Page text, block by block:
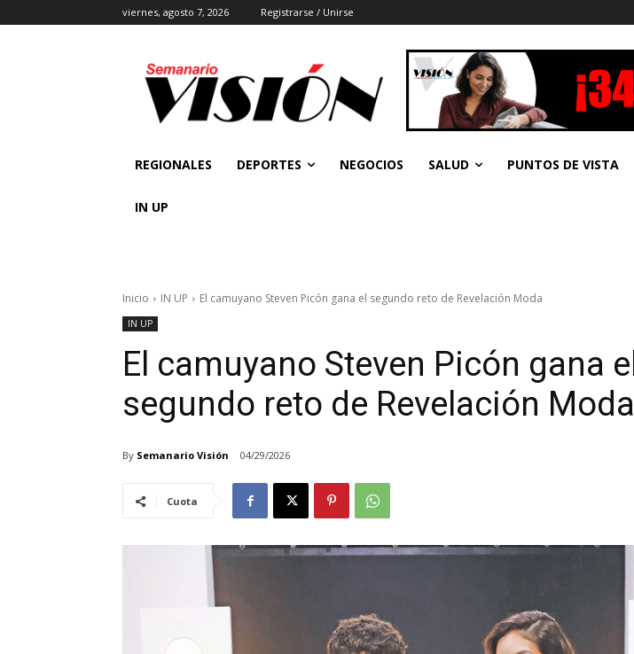
viernes, agosto 7, 2026 Registrarse / Unirse
REGIONALES DEPORTES NEGOCIOS SALUD PUNTOS DE VISTA
IN UP
Inicio IN UP El camuyano Steven Picón gana el segundo reto de Revelación Moda
IN UP
El camuyano Steven Picón gana el
segundo reto de Revelación Moda
By Semanario Visión 04/29/2026
Cuota